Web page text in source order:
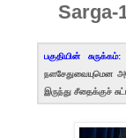
Sarga-
பகுதியின் சுருக்கம்:
நளசேதுவையுமென
இருந்து சீதைக்குச்